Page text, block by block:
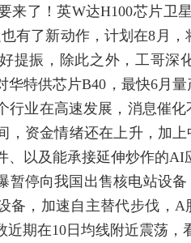
了！英W达H100芯片卫
有了新动作，计划在8月
提振，除此之外，工哥深
华特供芯片B40，最快6月
行业在高速发展，消息催
，资金情绪还在上升，加
以及能承接延伸炒作的AI
停向我国出售核电站设备
备，加速自主替代步伐，
近期在10日均线附近震荡，